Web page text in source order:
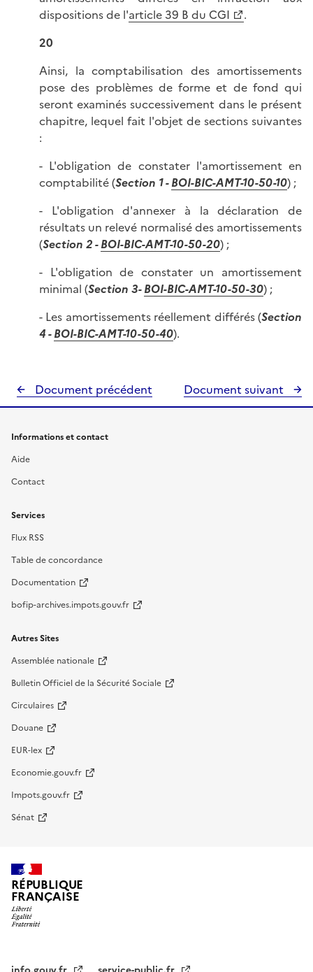
dispositions de l'article 39 B du CGI
.
20
Ainsi, la comptabilisation des amortissements
pose des problèmes de forme et de fond qui
seront examinés successivement dans le présent
chapitre, lequel fait l'objet de sections suivantes
:
- L'obligation de constater l'amortissement en
comptabilité (Section 1 -BOI-BIC-AMT-10-50-10) ;
- L'obligation d'annexer à la déclaration de
résultats un relevé normalisé des amortissements
(Section 2 -BOI-BIC-AMT-10-50-20) ;
- L'obligation de constater un amortissement
minimal (Section 3-BOI-BIC-AMT-10-50-30) ;
- Les amortissements réellement différés (Section
4 - BOI-BIC-AMT-10-50-40).
Document précédent Document suivant
Informations et contact
Aide
Contact
Services
Flux RSS
Table de concordance
Documentation
bofip-archives.impots.gouv.fr
Autres Sites
Assemblée nationale
Bulletin Officiel de la Sécurité Sociale
Circulaires
Douane
EUR-lex
Economie.gouv.fr
Impots.gouv.fr
Sénat
RÉPUBLIQUE
FRANÇAISE